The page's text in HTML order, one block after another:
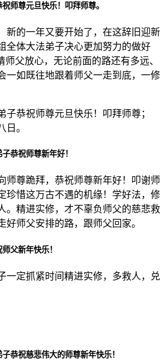
师尊元旦快乐！叩拜师尊。
新的一年又要开始了，在这辞旧迎新
全体大法弟子决心更加努力的做好
师父放心，无论前面的路还有多远、
一如既往地跟着师父一走到底，一修
子恭祝师尊元旦快乐！叩拜师尊；
日。
恭祝师尊新年好！
师尊跪拜，恭祝师尊新年好！叩谢师
珍惜这万古不遇的机缘！学好法，修
。精进实修，才不辜负师父的慈悲救
好师父安排的路，跟师父回家。
父新年快乐！
一定抓紧时间精进实修，多救人，兑
恭祝慈悲伟大的师尊新年快乐！